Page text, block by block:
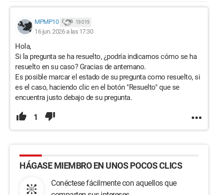
MPMP10 19 019
16 jun. 2026 a las 17:30
Hola,
Si la pregunta se ha resuelto, ¿podría indicarnos cómo se ha
resuelto en su caso? Gracias de antemano.
Es posible marcar el estado de su pregunta como resuelto, si
es el caso, haciendo clic en el botón "Resuelto" que se
encuentra justo debajo de su pregunta.
1
HÁGASE MIEMBRO EN UNOS POCOS CLICS
Conéctese fácilmente con aquellos que